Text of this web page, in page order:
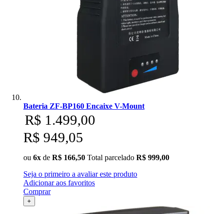
Bateria ZF-BP160 Encaixe V-Mount
R$ 1.499,00
R$ 949,05
ou 6x de R$ 166,50 Total parcelado R$ 999,00
Seja o primeiro a avaliar este produto
Adicionar aos favoritos
Comprar
+